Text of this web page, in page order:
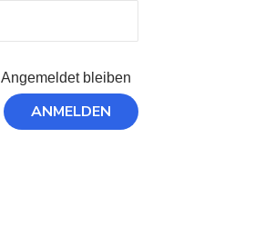
Angemeldet bleiben